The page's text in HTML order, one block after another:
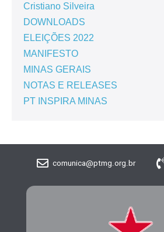
Cristiano Silveira
DOWNLOADS
ELEIÇÕES 2022
MANIFESTO
MINAS GERAIS
NOTAS E RELEASES
PT INSPIRA MINAS
comunica@ptmg.org.br